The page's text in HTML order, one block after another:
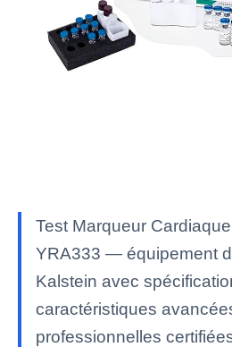
Test Marqueur
YRA333 — équipement
Kalstein avec
caractéristiques
professionnelles